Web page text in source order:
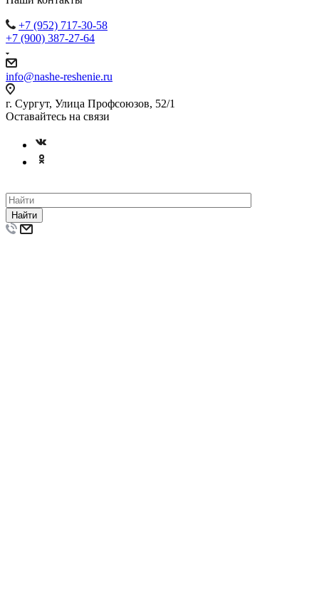
+7 (952) 717-30-58
+7 (900) 387-27-64
info@nashe-reshenie.ru
г. Сургут, Улица Профсоюзов, 52/1
Оставайтесь на связи
Найти